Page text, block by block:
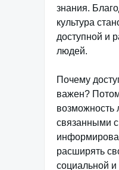
знания.
культура
доступной и
людей.
Почему
важен?
возможность
связанными
расширять
социальной и